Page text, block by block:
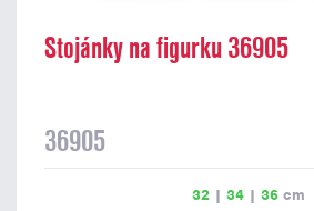
Stojánky na figurku 36905
36905
32 | 34 | 36 cm